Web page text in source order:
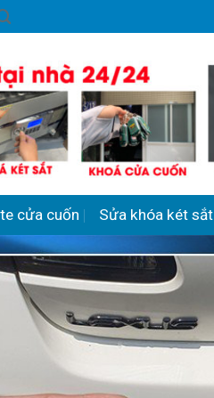
cửa cuốn Sửa khóa két sắt